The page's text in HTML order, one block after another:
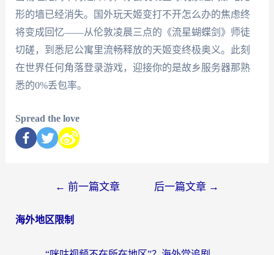
形的墙已经消失。国外玩天姬变打不开怎么办的焦虑终
将变成回忆——从伦敦凌晨三点的《流星蝴蝶剑》师徒
切磋，到悉尼公寓里流畅释放的天姬变终极奥义。此刻
在世界任何角落登录游戏，迎接你的是故乡服务器那熟
悉的0%丢包率。
Spread the love
← 前一篇文章 后一篇文章 →
海外地区限制